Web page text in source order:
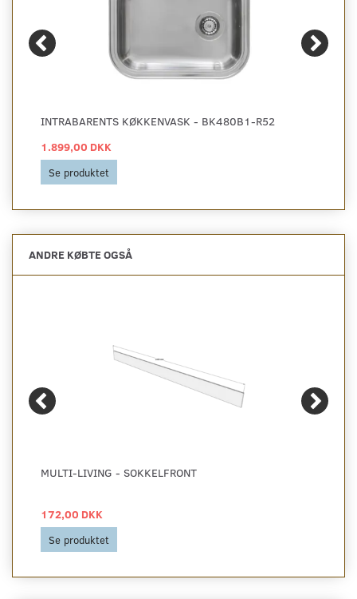
INTRABARENTS KØKKENVASK - BK480B1-R52
1.899,00 DKK
Se produktet
ANDRE KØBTE OGSÅ
MULTI-LIVING - SOKKELFRONT
172,00 DKK
Se produktet